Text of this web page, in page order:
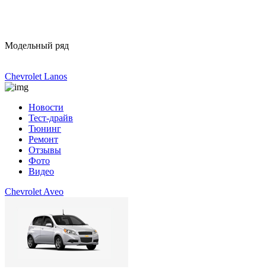
Модельный ряд
Chevrolet Lanos
Новости
Тест-драйв
Тюнинг
Ремонт
Отзывы
Фото
Видео
Chevrolet Aveo